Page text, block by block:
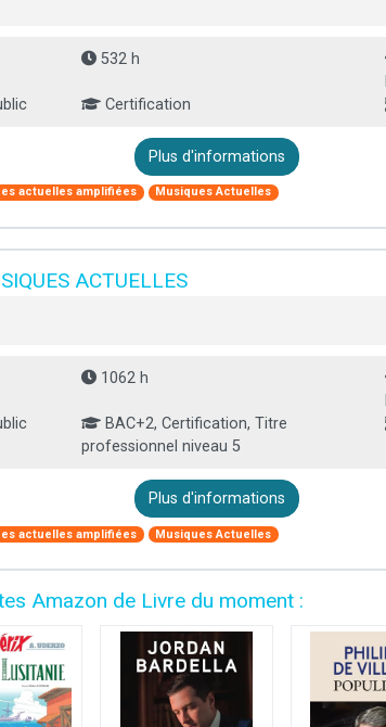
532 h
Certification
Plus d'informations
actuelles amplifiées Musiques Actuelles
ACTUELLES
1062 h
BAC+2, Certification, Titre
professionnel niveau 5
Plus d'informations
actuelles amplifiées Musiques Actuelles
Amazon de Livre du moment :